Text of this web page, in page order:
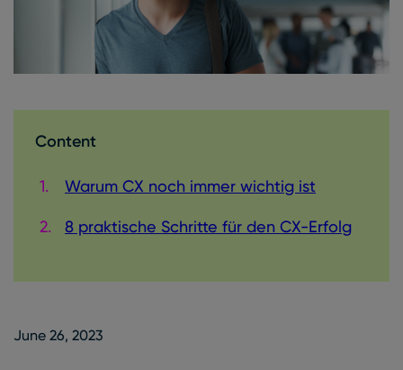
Content
Warum CX noch immer wichtig ist
8 praktische Schritte für den CX-Erfolg
June 26, 2023